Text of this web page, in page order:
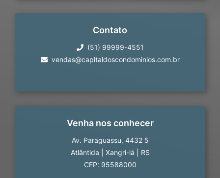
Contato
(51) 99999-4551
vendas@capitaldoscondominios.com.br
Venha nos conhecer
Av. Paraguassu, 4432 5
Atlântida
Xangri-lá
RS
CEP: 95588000